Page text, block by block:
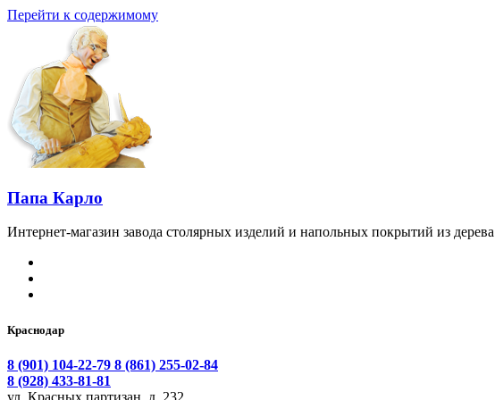
Перейти к содержимому
Папа Карло
Интернет-магазин завода столярных изделий и напольных покрытий из дерева
Краснодар
8 (901) 104-22-79 8 (861) 255-02-84
8 (928) 433-81-81
ул. Красных партизан, д. 232